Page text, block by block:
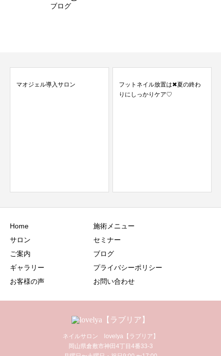
ブログ
マオジェル導入サロン
フットネイル放置は✖夏の終わ
りにしっかりケア♡
Home
サロン
ご案内
ギャラリー
お客様の声
施術メニュー
セミナー
ブログ
プライバシーポリシー
お問い合わせ
ネイルサロン lovelya【ラブリア】
岡山県倉敷市神田4丁目4番33-3